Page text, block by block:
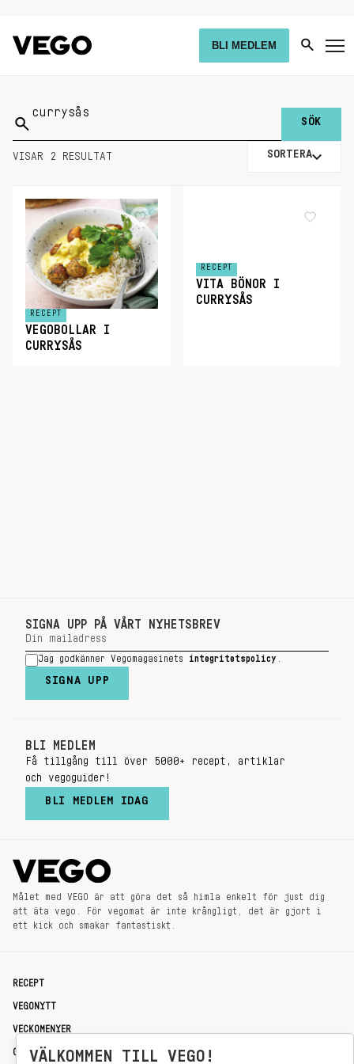
BLI MEDLEM
Sök
på:
VISAR 2 RESULTAT SORTERA
RECEPT
VEGOBOLLAR I
CURRYSÅS
RECEPT
VITA BÖNOR I
CURRYSÅS
SIGNA UPP PÅ VÅRT NYHETSBREV
Jag godkänner Vegomagasinets integritetspolicy
SIGNA UPP
BLI MEDLEM
Få tillgång till över 5000+ recept, artiklar
och vegoguider!
BLI MEDLEM IDAG
Målet med VEGO är att göra det så himla enkelt för just dig
att äta vego. För vegomat är inte krångligt, det är gjort i
ett kick och smakar fantastiskt.
RECEPT
VEGONYTT
VECKOMENYER
OM OSSVÄLKOMMEN TILL VEGO!